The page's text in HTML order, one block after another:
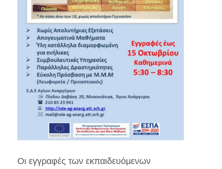
Οι εγγραφές των εκπαιδευόμενων